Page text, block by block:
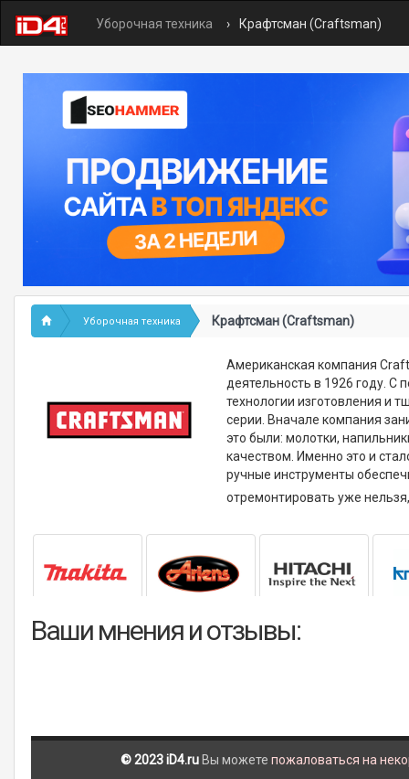
Уборочная техника Крафтсман (Craftsman)
Уборочная техника Крафтсман (Craftsman)
Американская компания
деятельность в 1926 году. С
технологии изготовления и
серии. Вначале компания
это были: молотки,
качеством. Именно это и
ручные инструменты
отремонтировать уже
Ваши мнения и отзывы:
© 2023 iD4.ru Вы можете пожаловаться на